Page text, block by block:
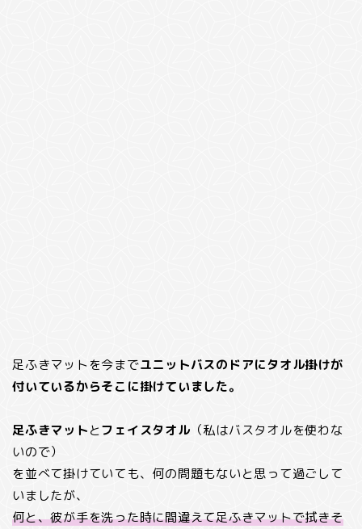
足ふきマットを今までユニットバスのドアにタオル掛けが
付いているからそこに掛けていました。
足ふきマットとフェイスタオル （私はバスタオルを使わな
いので）
を並べて掛けていても、何の問題もないと思って過ごして
いましたが、
何と、彼が手を洗った時に間違えて足ふきマットで拭きそ